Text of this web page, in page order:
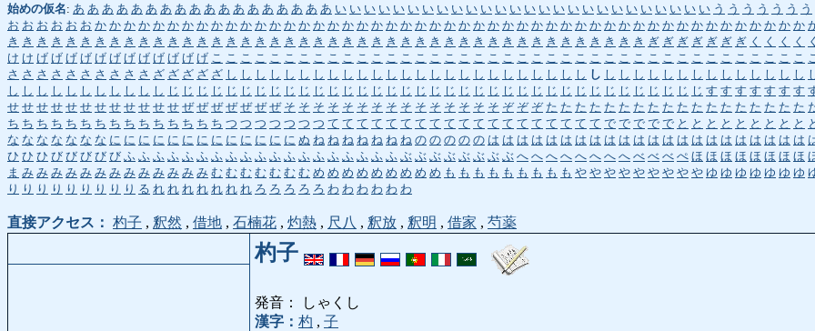
始めの仮名: あ あ あ あ あ あ あ あ あ あ あ あ あ あ あ あ あ あ い い い い い い い い い い い い い い い い い い い い い い い い い い う う う う う う う
お お お お お お か か か か か か か か か か か か か か か か か か か か か か か か か か か か か か か か か か か か か か か か か か か か か か か か か
き き き き き き き き き き き き き き き き き き き き き き き き き き き き き き き き き き き き き き き き き き き き ぎ ぎ ぎ ぎ ぎ ぎ ぎ く く く く
け け げ げ げ げ げ げ げ げ げ げ げ げ こ こ こ こ こ こ こ こ こ こ こ こ こ こ こ こ こ こ こ こ こ こ こ こ こ こ こ こ こ こ こ こ こ こ こ こ こ こ こ こ こ
さ さ さ さ さ さ さ さ さ さ ざ ざ ざ ざ ざ し し し し し し し し し し し し し し し し し し し し し し し し し し し し し し し し し し し し し し し し
し し し し し し し し し し し じ じ じ じ じ じ じ じ じ じ じ じ じ じ じ じ じ じ じ じ じ じ じ じ じ じ じ じ じ じ じ じ じ じ じ じ じ す す す す す す す
せ せ せ せ せ せ せ せ せ せ せ せ ぜ ぜ ぜ ぜ ぜ ぜ ぜ そ そ そ そ そ そ そ そ そ そ そ そ そ そ そ ぞ ぞ ぞ た た た た た た た た た た た た た た た た た た
ち ち ち ち ち ち ち ち ち ち ち ち ち ち ち つ つ つ つ つ つ つ て て て て て て て て て て て て て て て て て て て で で で で で と と と と と と と と と
な な な な な な な に に に に に に に に に に に に に ぬ ね ね ね ね ね ね ね の の の の の は は は は は は は は は は は は は は は は は は は は は は
ひ ひ ひ び び び び び ふ ふ ふ ふ ふ ふ ふ ふ ふ ふ ふ ふ ふ ふ ふ ふ ふ ふ ふ ぶ ぶ ぶ ぶ ぶ ぶ ぶ ぶ へ へ へ へ へ へ へ へ べ べ べ ぺ ほ ほ ほ ほ ほ ほ ほ ほ
ま み み み み み み み み み み み み み む む む む む む む め め め め め め め め め も も も も も も も も も や や や や や や や や や ゆ ゆ ゆ ゆ ゆ ゆ ゆ
り り り り り り り り り る れ れ れ れ れ れ れ ろ ろ ろ ろ ろ わ わ わ わ わ わ
直接アクセス： 杓子 , 釈然 , 借地 , 石楠花 , 灼熱 , 尺八 , 釈放 , 釈明 , 借家 , 芍薬
杓子
発音： しゃくし
漢字： 杓 , 子